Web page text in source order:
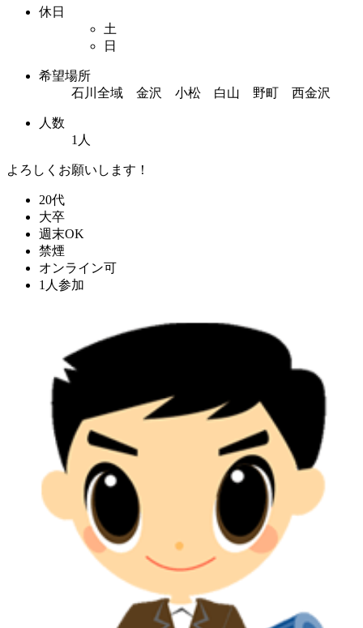
休日
土
日
希望場所
石川全域 金沢 小松 白山 野町 西金沢
人数
1人
よろしくお願いします！
20代
大卒
週末OK
禁煙
オンライン可
1人参加